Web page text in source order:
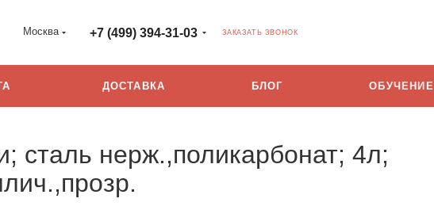
Москва +7 (499) 394-31-03 ЗАКАЗАТЬ ЗВОНОК
ДОСТАВКА БЛОГ ОБУЧЕНИЕ
сталь нерж.,поликарбонат; 4л;